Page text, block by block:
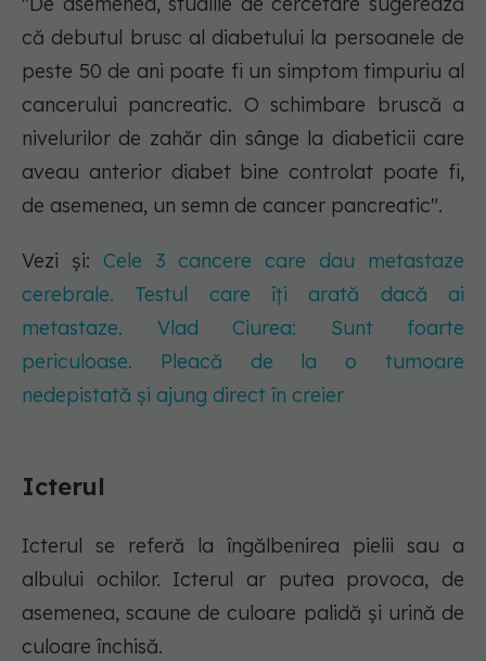
că debutul brusc al diabetului la persoanele de
peste 50 de ani poate fi un simptom timpuriu al
cancerului pancreatic. O schimbare bruscă a
nivelurilor de zahăr din sânge la diabeticii care
aveau anterior diabet bine controlat poate fi,
de asemenea, un semn de cancer pancreatic".
Vezi și: Cele 3 cancere care dau metastaze
cerebrale. Testul care îți arată dacă ai
metastaze. Vlad Ciurea: Sunt foarte
periculoase. Pleacă de la o tumoare
nedepistată și ajung direct în creier
Icterul
Icterul se referă la îngălbenirea pielii sau a
albului ochilor. Icterul ar putea provoca, de
asemenea, scaune de culoare palidă și urină de
culoare închisă.